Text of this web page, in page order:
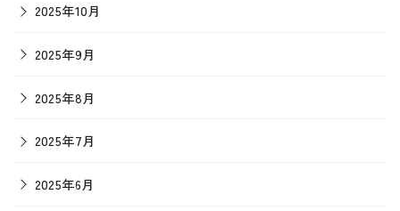
2025年10月
2025年9月
2025年8月
2025年7月
2025年6月